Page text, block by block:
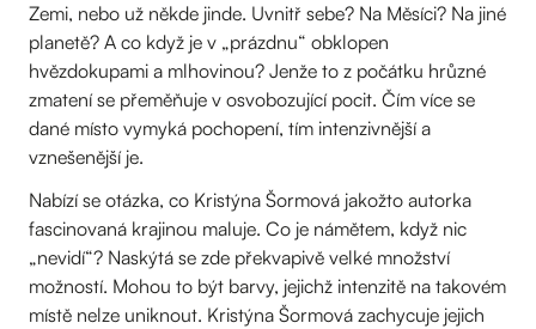
Zemi, nebo už někde jinde. Uvnitř sebe? Na Měsíci? Na jiné
planetě? A co když je v „prázdnu“ obklopen
hvězdokupami a mlhovinou? Jenže to z počátku hrůzné
zmatení se přeměňuje v osvobozující pocit. Čím více se
dané místo vymyká pochopení, tím intenzivnější a
vznešenější je.
Nabízí se otázka, co Kristýna Šormová jakožto autorka
fascinovaná krajinou maluje. Co je námětem, když nic
„nevidí“? Naskýtá se zde překvapivě velké množství
možností. Mohou to být barvy, jejichž intenzitě na takovém
místě nelze uniknout. Kristýna Šormová zachycuje jejich